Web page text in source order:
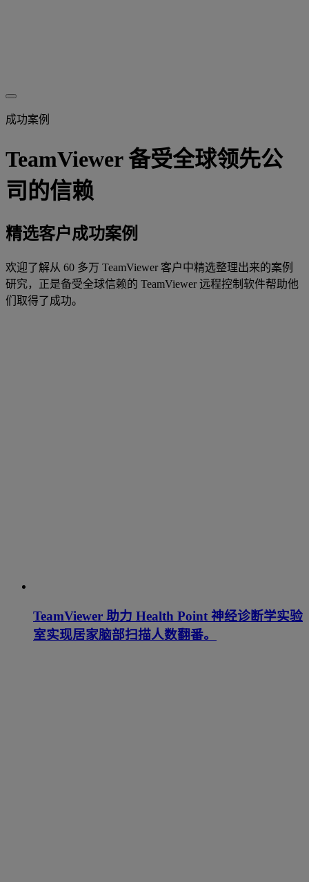
成功案例
TeamViewer 备受全球领先公
司的信赖
精选客户成功案例
欢迎了解从 60 多万 TeamViewer 客户中精选整理出来的案例
研究，正是备受全球信赖的 TeamViewer 远程控制软件帮助他
们取得了成功。
TeamViewer 助力 Health Point 神经诊断学实验
室实现居家脑部扫描人数翻番。